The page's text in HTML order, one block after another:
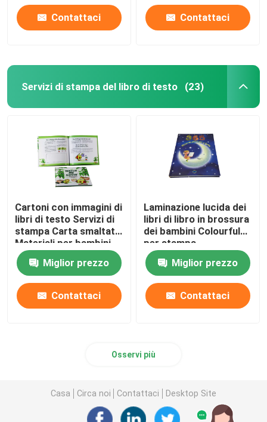
Contattaci Contattaci
Servizi di stampa del libro di testo (23)
Cartoni con immagini di
libri di testo Servizi di
stampa Carta smaltata
Materiali per bambini
Miglior prezzo
Contattaci
Laminazione lucida dei
libri di libro in brossura
dei bambini Colourful
per stampa
Miglior prezzo
Contattaci
Osservi più
Casa Circa noi Contattaci Desktop Site